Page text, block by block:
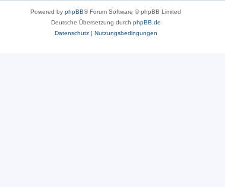
Powered by phpBB® Forum Software © phpBB Limited
Deutsche Übersetzung durch phpBB.de
Datenschutz| Nutzungsbedingungen